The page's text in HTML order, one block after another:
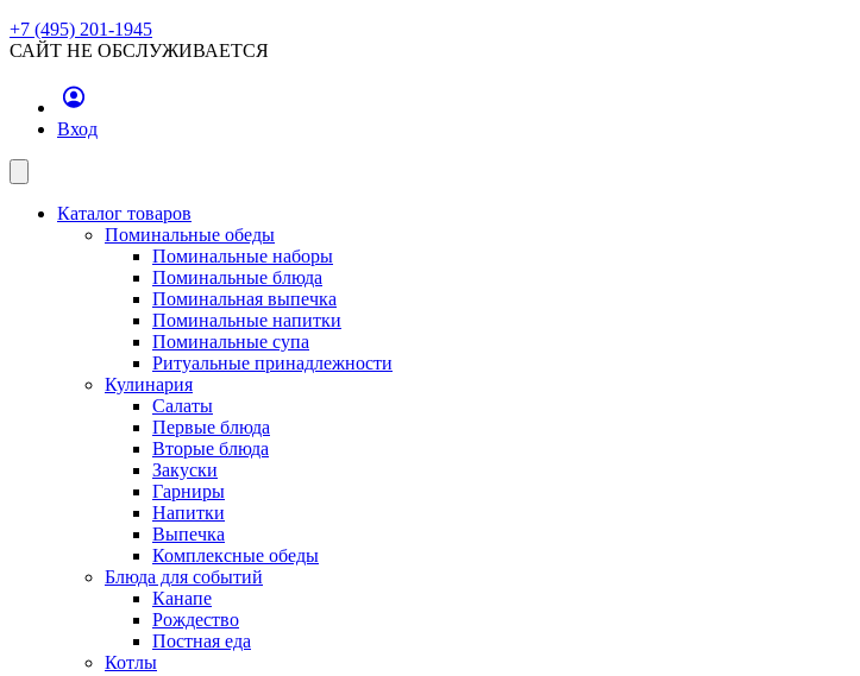
+7 (495) 201-1945
САЙТ НЕ ОБСЛУЖИВАЕТСЯ
Вход
Каталог товаров
Поминальные обеды
Поминальные наборы
Поминальные блюда
Поминальная выпечка
Поминальные напитки
Поминальные супа
Ритуальные принадлежности
Кулинария
Салаты
Первые блюда
Вторые блюда
Закуски
Гарниры
Напитки
Выпечка
Комплексные обеды
Блюда для событий
Канапе
Рождество
Постная еда
Котлы